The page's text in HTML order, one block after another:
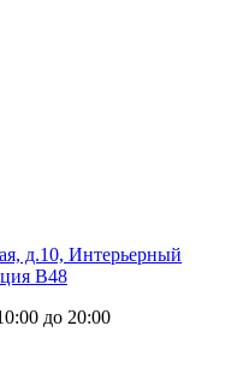
д.10, Интерьерный
В48
до 20:00